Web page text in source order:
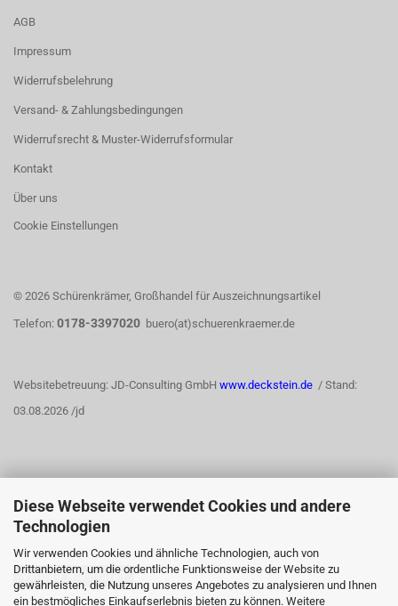
Diese Webseite verwendet Cookies und andere
Technologien
Wir verwenden Cookies und ähnliche Technologien, auch von
Drittanbietern, um die ordentliche Funktionsweise der Website zu
gewährleisten, die Nutzung unseres Angebotes zu analysieren und Ihnen
ein bestmögliches Einkaufserlebnis bieten zu können. Weitere
AGB
Impressum
Widerrufsbelehrung
Versand- & Zahlungsbedingungen
Widerrufsrecht & Muster-Widerrufsformular
Kontakt
Über uns
Cookie Einstellungen
© 2026 Schürenkrämer, Großhandel für Auszeichnungsartikel
Telefon: 0178-3397020 buero(at)schuerenkraemer.de
Websitebetreuung: JD-Consulting GmbH www.deckstein.de / Stand:
03.08.2026 /jd
WIDERRUFSRECHT
Vertrag widerrufen